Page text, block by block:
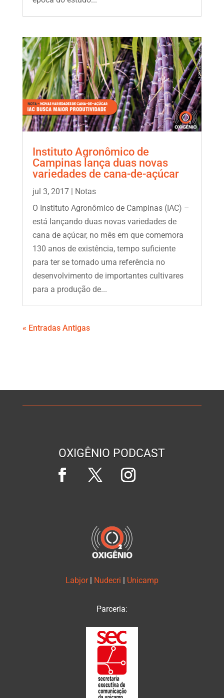
Instituto Agronômico de
Campinas lança duas novas
variedades de cana-de-açúcar
jul 3, 2017| Notas
O Instituto Agronômico de Campinas (IAC) –
está lançando duas novas variedades de
cana de açúcar, no mês em que comemora
130 anos de existência, tempo suficiente
para ter se tornado uma referência no
desenvolvimento de importantes cultivares
para a produção de...
« Entradas Antigas
OXIGÊNIO PODCAST
Labjor | Nudecri | Unicamp
Parceria: